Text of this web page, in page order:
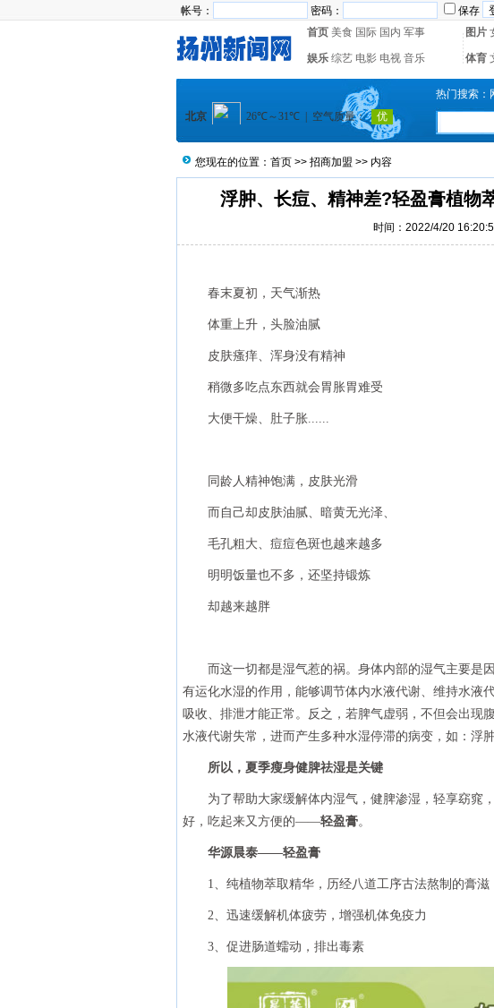
帐号： 密码： 保存
首页 美食 国际 国内 军事 图片
娱乐 综艺 电影 电视 音乐 体育
热门搜索：
您现在的位置： 首页 >> 招商加盟 >> 内容
浮肿、长痘、精神差?轻盈膏植物
时间：2022/4/20
春末夏初，天气渐热
体重上升，头脸油腻
皮肤瘙痒、浑身没有精神
稍微多吃点东西就会胃胀胃难受
大便干燥、肚子胀......
同龄人精神饱满，皮肤光滑
而自己却皮肤油腻、暗黄无光泽、
毛孔粗大、痘痘色斑也越来越多
明明饭量也不多，还坚持锻炼
却越来越胖
而这一切都是湿气惹的祸。身体内部的湿气主要是
有运化水湿的作用，能够调节体内水液代谢、维持水液
吸收、排泄才能正常。反之，若脾气虚弱，不但会出现
水液代谢失常，进而产生多种水湿停滞的病变，如：浮
所以，夏季瘦身健脾祛湿是关键
为了帮助大家缓解体内湿气，健脾渗湿，轻享窈窕
好，吃起来又方便的——轻盈膏。
华源晨泰——轻盈膏
1、纯植物萃取精华，历经八道工序古法熬制的膏滋
2、迅速缓解机体疲劳，增强机体免疫力
3、促进肠道蠕动，排出毒素